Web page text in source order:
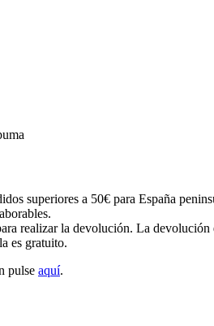
superiores a 50€ para España
realizar la devolución. La devolución
es gratuito.
pulse aquí.